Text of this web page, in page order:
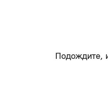
Подождите,